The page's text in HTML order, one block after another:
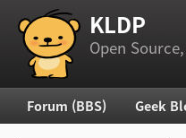
부 메뉴 KLDP
Open
주 메뉴
Forum (BBS) Geek